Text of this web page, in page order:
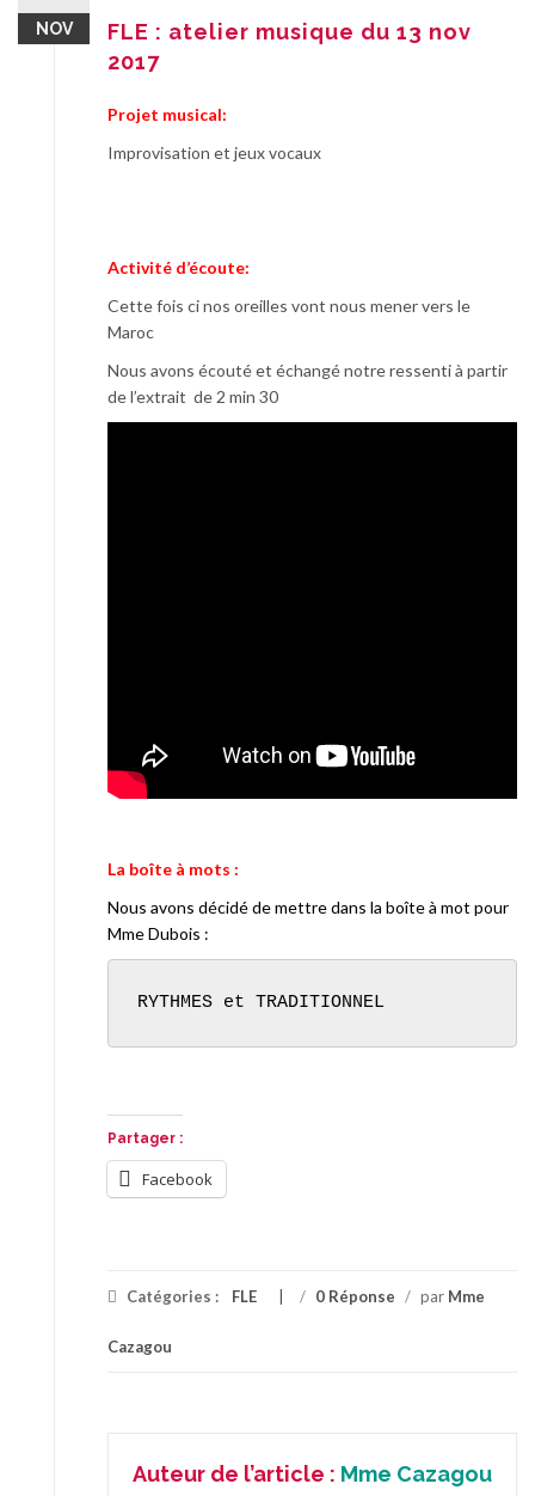
NOV
FLE : atelier musique du 13 nov
2017
Projet musical:
Improvisation et jeux vocaux
Activité d’écoute:
Cette fois ci nos oreilles vont nous mener vers le
Maroc
Nous avons écouté et échangé notre ressenti à partir
de l’extrait de 2 min 30
La boîte à mots :
Nous avons décidé de mettre dans la boîte à mot pour
Mme Dubois :
RYTHMES et TRADITIONNEL
Partager :
Facebook
Catégories : FLE / 0 Réponse / par Mme
Cazagou
Auteur de l’article : Mme Cazagou